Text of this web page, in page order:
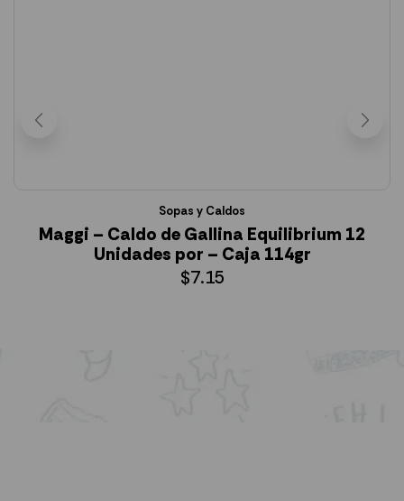
Sopas y Caldos
Maggi – Caldo de Gallina Equilibrium 12
Unidades por – Caja 114gr
$7.15